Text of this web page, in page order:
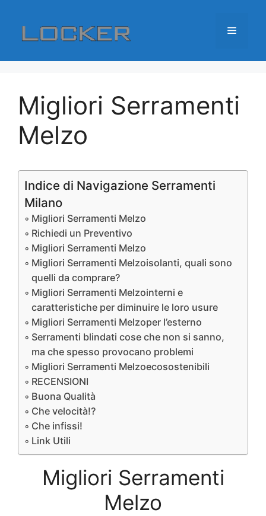
contenuto
Menu
Migliori Serramenti
Melzo
Indice di Navigazione Serramenti
Milano
Migliori Serramenti Melzo
Richiedi un Preventivo
Migliori Serramenti Melzo
Migliori Serramenti Melzoisolanti, quali sono
quelli da comprare?
Migliori Serramenti Melzointerni e
caratteristiche per diminuire le loro usure
Migliori Serramenti Melzoper l’esterno
Serramenti blindati cose che non si sanno,
ma che spesso provocano problemi
Migliori Serramenti Melzoecosostenibili
RECENSIONI
Buona Qualità
Che velocità!?
Che infissi!
Link Utili
Migliori Serramenti
Melzo